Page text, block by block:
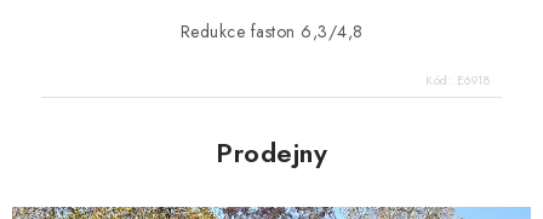
Redukce faston 6,3/4,8
Kód: E6918
Prodejny